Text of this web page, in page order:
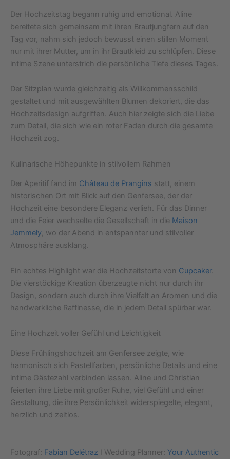
Der Hochzeitstag begann ruhig und emotional. Aline
bereitete sich gemeinsam mit ihren Brautjungfern auf den
Tag vor, nahm sich jedoch bewusst einen stillen Moment
nur mit ihrer Mutter, um in ihr Brautkleid zu schlüpfen. Diese
intime Szene unterstrich die persönliche Tiefe dieses Tages.
Der Sitzplan wurde gleichzeitig als Willkommensschild
gestaltet und mit ausgewählten Blumen dekoriert, die das
Hochzeitsdesign aufgriffen. Auch hier zeigte sich die Liebe
zum Detail, die sich wie ein roter Faden durch die gesamte
Hochzeit zog.
Kulinarische Höhepunkte in stilvollem Rahmen
Der Aperitif fand im Château de Prangins statt, einem
historischen Ort mit Blick auf den Genfersee, der der
Hochzeit eine besondere Eleganz verlieh. Für das Dinner
und die Feier wechselte die Gesellschaft in die Maison
Jemmely, wo der Abend in entspannter und stilvoller
Atmosphäre ausklang.
Ein echtes Highlight war die Hochzeitstorte von Cupcaker.
Die vierstöckige Kreation überzeugte nicht nur durch ihr
Design, sondern auch durch ihre Vielfalt an Aromen und die
handwerkliche Raffinesse, die in jedem Detail spürbar war.
Eine Hochzeit voller Gefühl und Leichtigkeit
Diese Frühlingshochzeit am Genfersee zeigte, wie
harmonisch sich Pastellfarben, persönliche Details und eine
intime Gästezahl verbinden lassen. Aline und Christian
feierten ihre Liebe mit großer Ruhe, viel Gefühl und einer
Gestaltung, die ihre Persönlichkeit widerspiegelte, elegant,
herzlich und zeitlos.
Fotograf: Fabian Delétraz I Wedding Planner: Your Authentic